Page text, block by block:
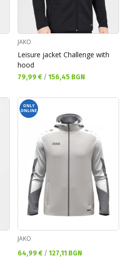
JAKO
Leisure jacket Challenge with
hood
Текуща цена:
79,99 € / 156,45 BGN
ONLY
ONLINE
JAKO
Текуща цена:
64,99 € / 127,11 BGN